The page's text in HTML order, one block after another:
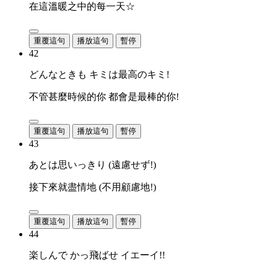
在這溫暖之中的每一天☆
重覆這句 播放這句 暫停
42
どんなときも キミは最高のキミ!
不管甚麼時候的你 都會是最棒的你!
重覆這句 播放這句 暫停
43
あとは思いっきり (遠慮せず!)
接下來就盡情地 (不用顧慮地!)
重覆這句 播放這句 暫停
44
楽しんで かっ飛ばせ イエーイ!!